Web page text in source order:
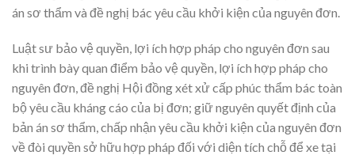
án sơ thẩm và đề nghị bác yêu cầu khởi kiện của nguyên đơn.
Luật sư bảo vệ quyền, lợi ích hợp pháp cho nguyên đơn sau
khi trình bày quan điểm bảo vệ quyền, lợi ích hợp pháp cho
nguyên đơn, đề nghị Hội đồng xét xử cấp phúc thẩm bác toàn
bộ yêu cầu kháng cáo của bị đơn; giữ nguyên quyết định của
bản án sơ thẩm, chấp nhận yêu cầu khởi kiện của nguyên đơn
về đòi quyền sở hữu hợp pháp đối với diện tích chỗ để xe tại